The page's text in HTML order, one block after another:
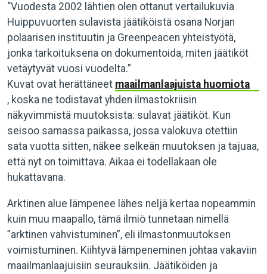
“Vuodesta 2002 lähtien olen ottanut vertailukuvia
Huippuvuorten sulavista jäätiköistä osana Norjan
polaarisen instituutin ja Greenpeacen yhteistyötä,
jonka tarkoituksena on dokumentoida, miten jäätiköt
vetäytyvät vuosi vuodelta.”
Kuvat ovat herättäneet maailmanlaajuista huomiota
, koska ne todistavat yhden ilmastokriisin
näkyvimmistä muutoksista: sulavat jäätiköt. Kun
seisoo samassa paikassa, jossa valokuva otettiin
sata vuotta sitten, näkee selkeän muutoksen ja tajuaa,
että nyt on toimittava. Aikaa ei todellakaan ole
hukattavana.
Arktinen alue lämpenee lähes neljä kertaa nopeammin
kuin muu maapallo, tämä ilmiö tunnetaan nimellä
”arktinen vahvistuminen”, eli ilmastonmuutoksen
voimistuminen. Kiihtyvä lämpeneminen johtaa vakaviin
maailmanlaajuisiin seurauksiin. Jäätiköiden ja